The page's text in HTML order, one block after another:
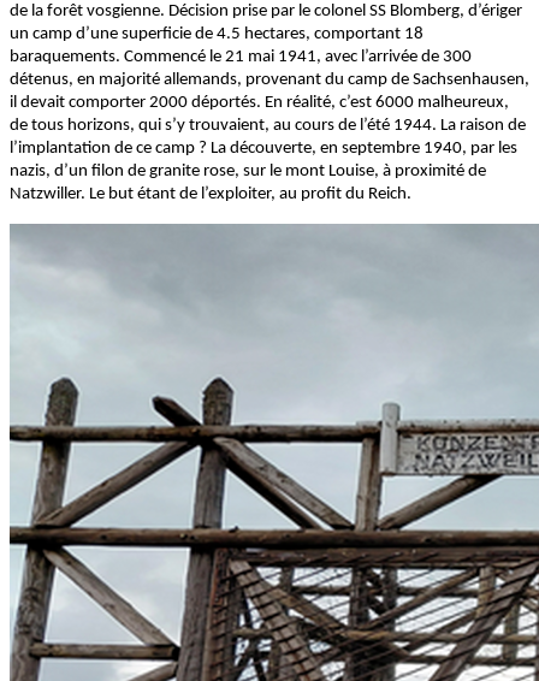
de la forêt vosgienne. Décision prise par le colonel SS Blomberg, d’ériger
un camp d’une superficie de 4.5 hectares, comportant 18
baraquements. Commencé le 21 mai 1941, avec l’arrivée de 300
détenus, en majorité allemands, provenant du camp de Sachsenhausen,
il devait comporter 2000 déportés. En réalité, c’est 6000 malheureux,
de tous horizons, qui s’y trouvaient, au cours de l’été 1944. La raison de
l’implantation de ce camp ? La découverte, en septembre 1940, par les
nazis, d’un filon de granite rose, sur le mont Louise, à proximité de
Natzwiller. Le but étant de l’exploiter, au profit du Reich.